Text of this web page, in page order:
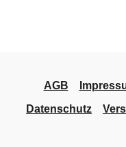
AGB
Datenschutz